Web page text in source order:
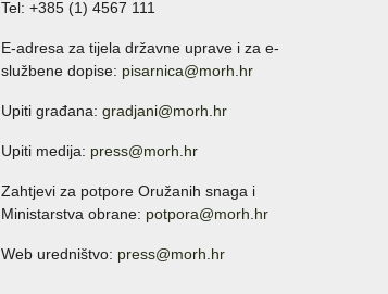
Tel: +385 (1) 4567 111
E-adresa za tijela državne uprave i za e-
službene dopise: pisarnica@morh.hr
Upiti građana: gradjani@morh.hr
Upiti medija: press@morh.hr
Zahtjevi za potpore Oružanih snaga i
Ministarstva obrane: potpora@morh.hr
Web uredništvo: press@morh.hr